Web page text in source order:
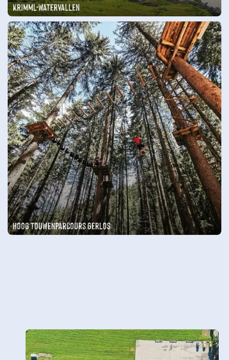
Krimml-watervallen
Hoog touwenparcours Gerlos